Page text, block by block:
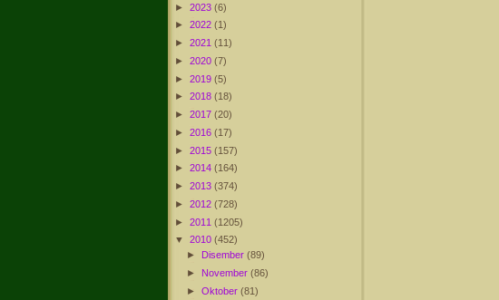
► 2023 (6)
► 2022 (1)
► 2021 (11)
► 2020 (7)
► 2019 (5)
► 2018 (18)
► 2017 (20)
► 2016 (17)
► 2015 (157)
► 2014 (164)
► 2013 (374)
► 2012 (728)
► 2011 (1205)
▼
2010 (452)
► Disember(89)
► November(86)
►Oktober(81)